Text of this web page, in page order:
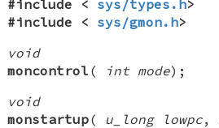
#include < sys/types.h>
#include < sys/gmon.h>
void
moncontrol ( int mode);
void
monstartup( u_long lowpc,